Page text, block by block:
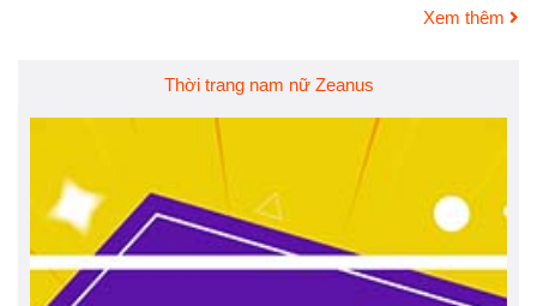
Xem thêm
Thời trang nam nữ Zeanus